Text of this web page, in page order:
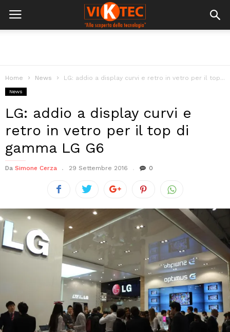
Home News LG: addio a display curvi e retro in vetro per il top...
News
LG: addio a display curvi e
retro in vetro per il top di
gamma LG G6
Da Simone Cerza 29 Settembre 2016 0